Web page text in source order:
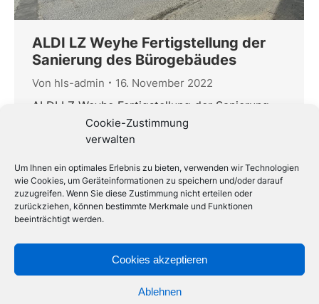
Cookie-Zustimmung
verwalten
Um Ihnen ein optimales Erlebnis zu bieten, verwenden wir Technologien
wie Cookies, um Geräteinformationen zu speichern und/oder darauf
zuzugreifen. Wenn Sie diese Zustimmung nicht erteilen oder
zurückziehen, können bestimmte Merkmale und Funktionen
beeinträchtigt werden.
Cookies akzeptieren
Ablehnen
ALDI LZ Weyhe Fertigstellung der
Sanierung des Bürogebäudes
Von hls-admin 16. November 2022
ALDI LZ Weyhe Fertigstellung der Sanierung
des Bürogebäudes Planung der TGA-
Leistungen Heizung, Lüftung, Sanitär und
auf dem Gelände des Logistikzentrums in
Weyhe Bauherr: ALDI Immobilienverwaltung
GmbH & Co. KG, Hohewardstr. 345-349,
45699 Herten Architekten: NPC Naumann
Konsul-Smidt-Str. 8f, 28217 Bremen
Statik/EnEV: Többen Statik…